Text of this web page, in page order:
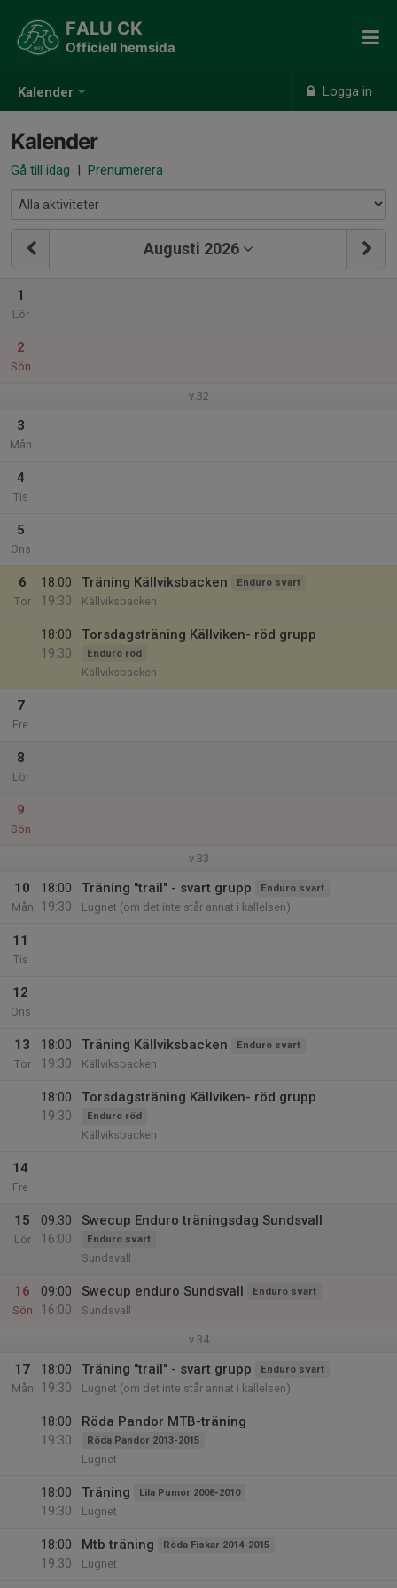
Kalender Logga in
FALU CK
Officiell hemsida
Kalender
Gå till idag | Prenumerera
Augusti 2026
1
Lör
2
Sön
v.32
3
Mån
4
Tis
5
Ons
6
Tor
18:00
19:30
Träning Källviksbacken Enduro svart
Källviksbacken
18:00
19:30
Torsdagsträning Källviken- röd grupp
Enduro röd
Källviksbacken
7
Fre
8
Lör
9
Sön
v.33
10
Mån
18:00
19:30
Träning "trail" - svart grupp Enduro svart
Lugnet (om det inte står annat i kallelsen)
11
Tis
12
Ons
13
Tor
18:00
19:30
Träning Källviksbacken Enduro svart
Källviksbacken
18:00
19:30
Torsdagsträning Källviken- röd grupp
Enduro röd
Källviksbacken
14
Fre
15
Lör
09:30
16:00
Swecup Enduro träningsdag Sundsvall
Enduro svart
Sundsvall
16
Sön
09:00
16:00
Swecup enduro Sundsvall Enduro svart
Sundsvall
v.34
17
Mån
18:00
19:30
Träning "trail" - svart grupp Enduro svart
Lugnet (om det inte står annat i kallelsen)
18:00
19:30
Röda Pandor MTB-träning
Röda Pandor 2013-2015
Lugnet
18:00
19:30
Träning Lila Pumor 2008-2010
Lugnet
18:00
19:30
Mtb träning Röda Fiskar 2014-2015
Lugnet